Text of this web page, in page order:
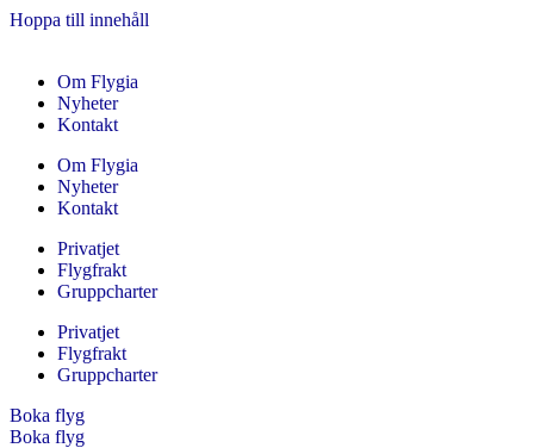
Hoppa till innehåll
Om Flygia
Nyheter
Kontakt
Om Flygia
Nyheter
Kontakt
Privatjet
Flygfrakt
Gruppcharter
Privatjet
Flygfrakt
Gruppcharter
Boka flyg
Boka flyg